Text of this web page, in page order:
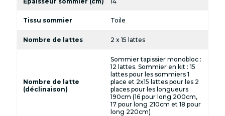
Tissu sommier Toile
Nombre de lattes 2 x 15 lattes
Nombre de latte
(déclinaison)
Sommier tapissier monobloc :
12 lattes. Sommier en kit : 15
lattes pour les sommiers 1
place et 2x15 lattes pour les 2
places pour les longueurs
190cm (16 pour long 200cm,
17 pour long 210cm et 18 pour
long 220cm)